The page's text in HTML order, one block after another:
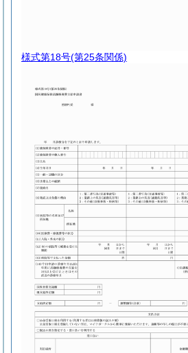
様式第18号(第25条関係)